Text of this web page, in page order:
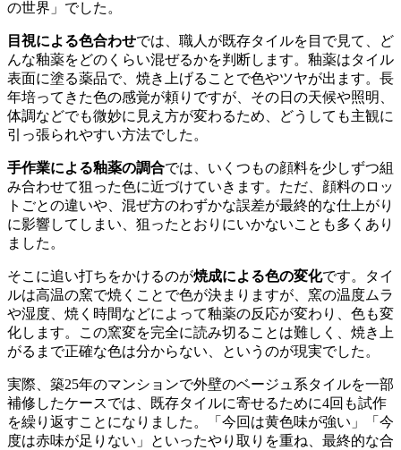
の世界」でした。
目視による色合わせでは、職人が既存タイルを目で見て、ど
んな釉薬をどのくらい混ぜるかを判断します。釉薬はタイル
表面に塗る薬品で、焼き上げることで色やツヤが出ます。長
年培ってきた色の感覚が頼りですが、その日の天候や照明、
体調などでも微妙に見え方が変わるため、どうしても主観に
引っ張られやすい方法でした。
手作業による釉薬の調合では、いくつもの顔料を少しずつ組
み合わせて狙った色に近づけていきます。ただ、顔料のロッ
トごとの違いや、混ぜ方のわずかな誤差が最終的な仕上がり
に影響してしまい、狙ったとおりにいかないことも多くあり
ました。
そこに追い打ちをかけるのが焼成による色の変化です。タイ
ルは高温の窯で焼くことで色が決まりますが、窯の温度ムラ
や湿度、焼く時間などによって釉薬の反応が変わり、色も変
化します。この窯変を完全に読み切ることは難しく、焼き上
がるまで正確な色は分からない、というのが現実でした。
実際、築25年のマンションで外壁のベージュ系タイルを一部
補修したケースでは、既存タイルに寄せるために4回も試作
を繰り返すことになりました。「今回は黄色味が強い」「今
度は赤味が足りない」といったやり取りを重ね、最終的な合